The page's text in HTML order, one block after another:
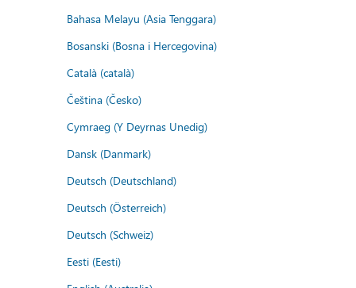
Bahasa Melayu (Asia Tenggara)
Bosanski (Bosna i Hercegovina)
Català (català)
Čeština (Česko)
Cymraeg (Y Deyrnas Unedig)
Dansk (Danmark)
Deutsch (Deutschland)
Deutsch (Österreich)
Deutsch (Schweiz)
Eesti (Eesti)